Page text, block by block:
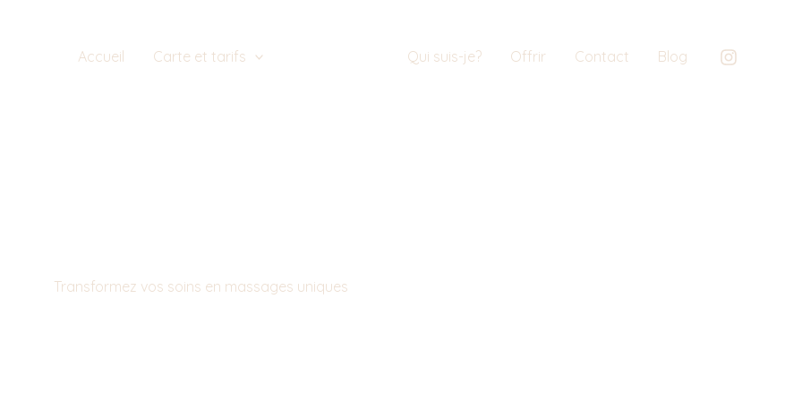
Accueil Carte et tarifs Qui suis-je? Offrir Contact Blog
Transformez vos soins en massages uniques